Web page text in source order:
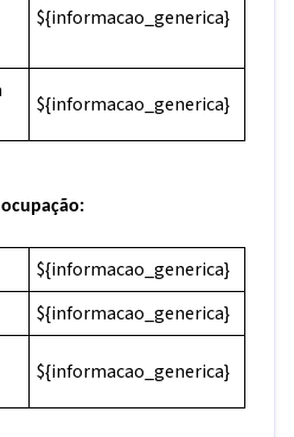
${informacao_generica}
${informacao_generica}
${informacao_generica}
${informacao_generica}
${informacao_generica}